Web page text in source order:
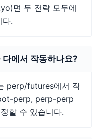
면 두 전략 모두에
.
에서 작동하나요?
perp/futures에서 작
perp, perp-perp
할 수 있습니다.